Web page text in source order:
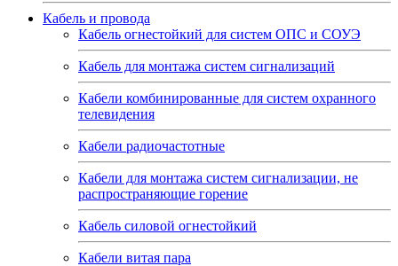
Кабель и провода
Кабель огнестойкий для систем ОПС и СОУЭ
Кабель для монтажа систем сигнализаций
Кабели комбинированные для систем охранного
телевидения
Кабели радиочастотные
Кабели для монтажа систем сигнализации, не
распространяющие горение
Кабель силовой огнестойкий
Кабели витая пара